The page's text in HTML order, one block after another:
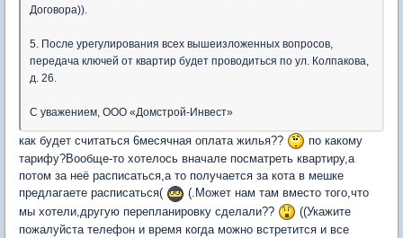
Договора)).
5. После урегулирования всех вышеизложенных вопросов,
передача ключей от квартир будет проводиться по ул. Колпакова,
д. 26.
С уважением, ООО «Домстрой-Инвест»
как будет считаться 6месячная оплата жилья??
по какому
тарифу?Вообще-то хотелось вначале посматреть квартиру,а
потом за неё расписаться,а то получается за кота в мешке
предлагаете расписаться(
(.Может нам там вместо того,что
мы хотели,другую перепланировку сделали??
((Укажите
пожалуйста телефон и время когда можно встретится и все